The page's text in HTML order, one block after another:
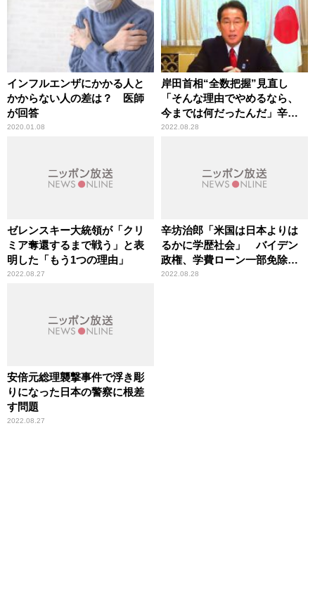
インフルエンザにかかる人と
かからない人の差は？ 医師
が回答
2020.01.08
岸田首相“全数把握”見直し
「そんな理由でやめるなら、
今までは何だったんだ」辛坊
治郎苦言
2022.08.28
ゼレンスキー大統領が「クリ
ミア奪還するまで戦う」と表
明した「もう1つの理由」
2022.08.27
辛坊治郎「米国は日本よりは
るかに学歴社会」 バイデン
政権、学費ローン一部免除の
報道に
2022.08.28
安倍元総理襲撃事件で浮き彫
りになった日本の警察に根差
す問題
2022.08.27